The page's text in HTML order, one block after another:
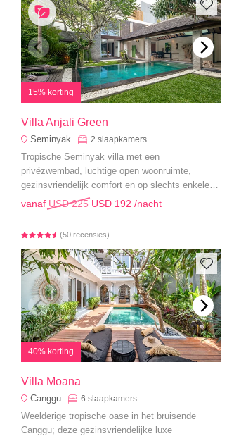
15% korting
Villa Anjali Green
Seminyak 2 slaapkamers
Tropische Seminyak villa met een
privézwembad, luchtige open woonruimte,
gezinsvriendelijk comfort en op slechts enkele
minuten van het strand.
vanaf USD 225 USD 192 /nacht
(50 recensies)
40% korting
Villa Moana
Canggu 6 slaapkamers
Weelderige tropische oase in het bruisende
Canggu; deze gezinsvriendelijke luxe